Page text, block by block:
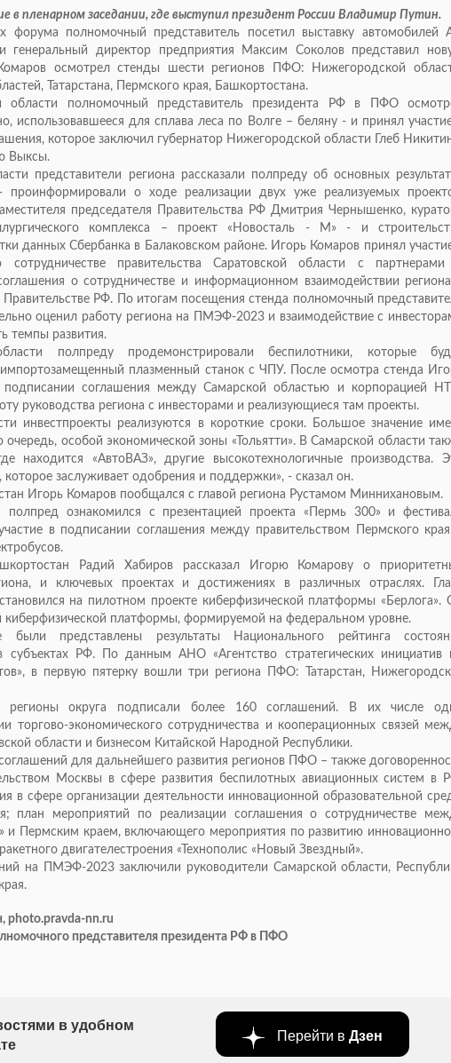
в пленарном заседании, где выступил президент России Владимир Путин.
форума полномочный представитель посетил выставку автомобилей
генеральный директор предприятия Максим Соколов представил
осмотрел стенды шести регионов ПФО: Нижегородской
Татарстана, Пермского края, Башкортостана.
области полномочный представитель президента РФ в ПФО
использовавшееся для сплава леса по Волге – беляну - и принял
которое заключил губернатор Нижегородской области Глеб
Выксы.
представители региона рассказали полпреду об основных
о ходе реализации двух уже реализуемых
председателя Правительства РФ Дмитрия Чернышенко,
комплекса – проект «Новосталь - М» - и
данных Сбербанка в Балаковском районе. Игорь Комаров принял
правительства Саратовской области с
о сотрудничестве и информационном взаимодействии
РФ. По итогам посещения стенда полномочный
оценил работу региона на ПМЭФ-2023 и взаимодействие с
темпы развития.
полпреду продемонстрировали беспилотники, которые
импортозамещенный плазменный станок с ЧПУ. После осмотра стенда
подписании соглашения между Самарской областью и корпорацией
руководства региона с инвесторами и реализующиеся там проекты.
инвестпроекты реализуются в короткие сроки. Большое значение
очередь, особой экономической зоны «Тольятти». В Самарской области
находится «АвтоВАЗ», другие высокотехнологичные производства.
заслуживает одобрения и поддержки», - сказал он.
Игорь Комаров пообщался с главой региона Рустамом Миннихановым.
ознакомился с презентацией проекта «Пермь 300» и
в подписании соглашения между правительством Пермского
Радий Хабиров рассказал Игорю Комарову о
и ключевых проектах и достижениях в различных отраслях.
на пилотном проекте киберфизической платформы «Берлога».
киберфизической платформы, формируемой на федеральном уровне.
представлены результаты Национального рейтинга
субъектах РФ. По данным АНО «Агентство стратегических инициатив
в первую пятерку вошли три региона ПФО: Татарстан,
округа подписали более 160 соглашений. В их числе
торгово-экономического сотрудничества и кооперационных связей
области и бизнесом Китайской Народной Республики.
для дальнейшего развития регионов ПФО – также
Москвы в сфере развития беспилотных авиационных систем в
в сфере организации деятельности инновационной образовательной
план мероприятий по реализации соглашения о сотрудничестве
и Пермским краем, включающего мероприятия по развитию
двигателестроения «Технополис «Новый Звездный».
на ПМЭФ-2023 заключили руководители Самарской области,
photo.pravda-nn.ru
представителя президента РФ в ПФО
в удобном
Перейти в Дзен